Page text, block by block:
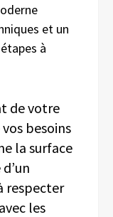
et un
à
de votre
besoins
la surface
respecter
les